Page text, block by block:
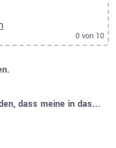
0 von 10
dass meine in das...